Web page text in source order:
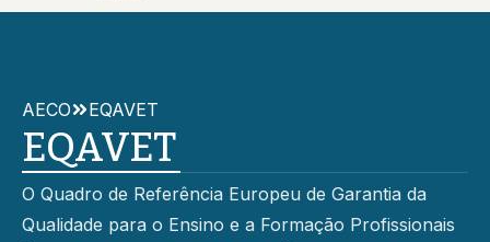
AECO EQAVET
EQAVET
O Quadro de Referência Europeu de Garantia da
Qualidade para o Ensino e a Formação Profissionais